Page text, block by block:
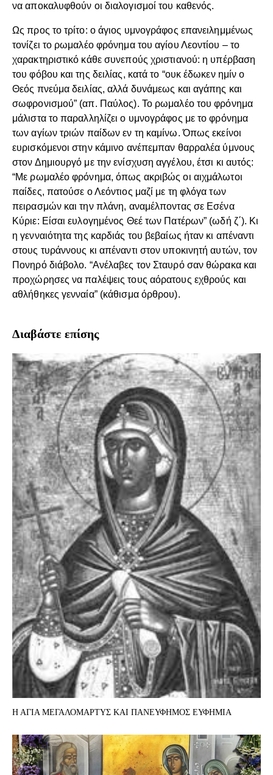
να αποκαλυφθούν οι διαλογισμοί του καθενός.
Ως προς το τρίτο: ο άγιος υμνογράφος επανειλημμένως
τονίζει το ρωμαλέο φρόνημα του αγίου Λεοντίου – το
χαρακτηριστικό κάθε συνεπούς χριστιανού: η υπέρβαση
του φόβου και της δειλίας, κατά το “ουκ έδωκεν ημίν ο
Θεός πνεύμα δειλίας, αλλά δυνάμεως και αγάπης και
σωφρονισμού” (απ. Παύλος). Το ρωμαλέο του φρόνημα
μάλιστα το παραλληλίζει ο υμνογράφος με το φρόνημα
των αγίων τριών παίδων εν τη καμίνω. Όπως εκείνοι
ευρισκόμενοι στην κάμινο ανέπεμπαν θαρραλέα ύμνους
στον Δημιουργό με την ενίσχυση αγγέλου, έτσι κι αυτός:
“Με ρωμαλέο φρόνημα, όπως ακριβώς οι αιχμάλωτοι
παίδες, πατούσε ο Λεόντιος μαζί με τη φλόγα των
πειρασμών και την πλάνη, αναμέλποντας σε Εσένα
Κύριε: Είσαι ευλογημένος Θεέ των Πατέρων” (ωδή ζ΄). Κι
η γενναιότητα της καρδιάς του βεβαίως ήταν κι απέναντι
στους τυράννους κι απέναντι στον υποκινητή αυτών, τον
Πονηρό διάβολο. “Ανέλαβες τον Σταυρό σαν θώρακα και
προχώρησες να παλέψεις τους αόρατους εχθρούς και
αθλήθηκες γενναία” (κάθισμα όρθρου).
Διαβάστε επίσης
Η ΑΓΙΑ ΜΕΓΑΛΟΜΑΡΤΥΣ ΚΑΙ ΠΑΝΕΥΦΗΜΟΣ ΕΥΦΗΜΙΑ